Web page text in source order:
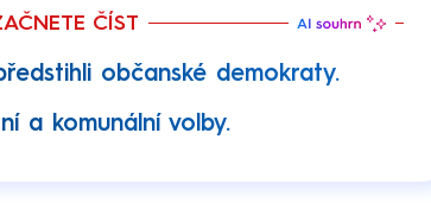
ČÍST
občanské demokraty.
a komunální volby.